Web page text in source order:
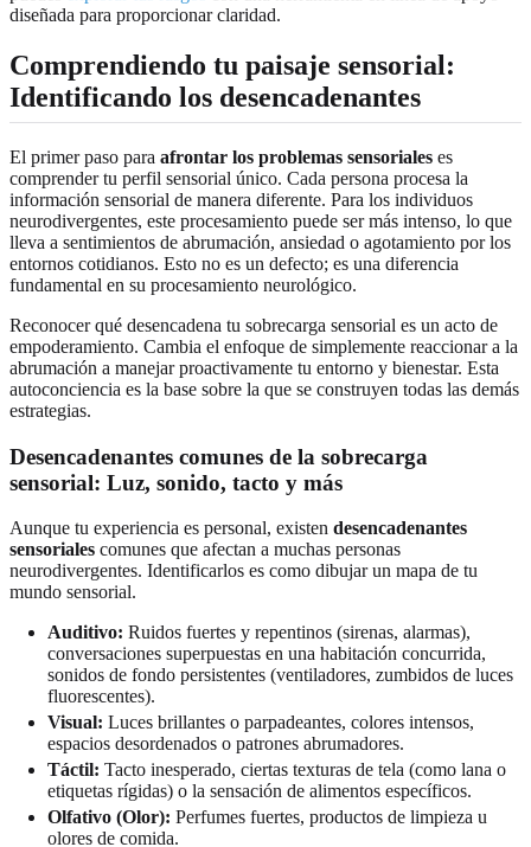
diseñada para proporcionar claridad.
Comprendiendo tu paisaje sensorial:
Identificando los desencadenantes
El primer paso para afrontar los problemas sensoriales es
comprender tu perfil sensorial único. Cada persona procesa la
información sensorial de manera diferente. Para los individuos
neurodivergentes, este procesamiento puede ser más intenso, lo que
lleva a sentimientos de abrumación, ansiedad o agotamiento por los
entornos cotidianos. Esto no es un defecto; es una diferencia
fundamental en su procesamiento neurológico.
Reconocer qué desencadena tu sobrecarga sensorial es un acto de
empoderamiento. Cambia el enfoque de simplemente reaccionar a la
abrumación a manejar proactivamente tu entorno y bienestar. Esta
autoconciencia es la base sobre la que se construyen todas las demás
estrategias.
Desencadenantes comunes de la sobrecarga
sensorial: Luz, sonido, tacto y más
Aunque tu experiencia es personal, existen desencadenantes
sensoriales comunes que afectan a muchas personas
neurodivergentes. Identificarlos es como dibujar un mapa de tu
mundo sensorial.
Auditivo: Ruidos fuertes y repentinos (sirenas, alarmas),
conversaciones superpuestas en una habitación concurrida,
sonidos de fondo persistentes (ventiladores, zumbidos de luces
fluorescentes).
Visual: Luces brillantes o parpadeantes, colores intensos,
espacios desordenados o patrones abrumadores.
Táctil: Tacto inesperado, ciertas texturas de tela (como lana o
etiquetas rígidas) o la sensación de alimentos específicos.
Olfativo (Olor): Perfumes fuertes, productos de limpieza u
olores de comida.